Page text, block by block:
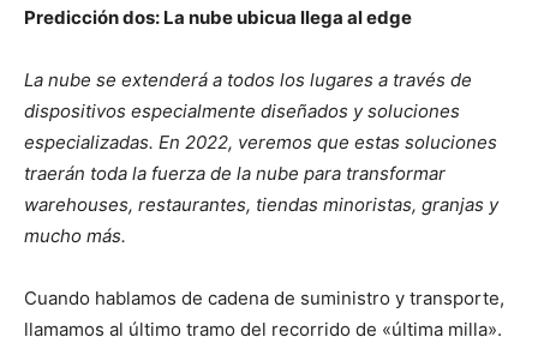
Predicción dos: La nube ubicua llega al edge
La nube se extenderá a todos los lugares a través de
dispositivos especialmente diseñados y soluciones
especializadas. En 2022, veremos que estas soluciones
traerán toda la fuerza de la nube para transformar
warehouses, restaurantes, tiendas minoristas, granjas y
mucho más.
Cuando hablamos de cadena de suministro y transporte,
llamamos al último tramo del recorrido de «última milla».